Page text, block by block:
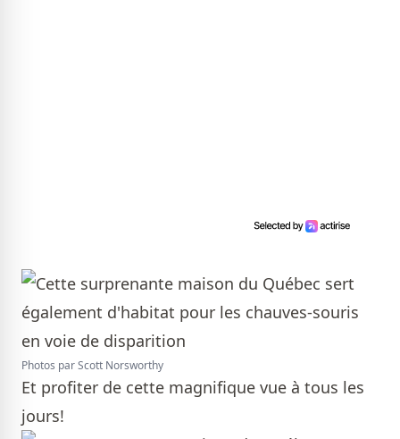
Photos par Scott Norsworthy
Et profiter de cette magnifique vue à tous les
jours!